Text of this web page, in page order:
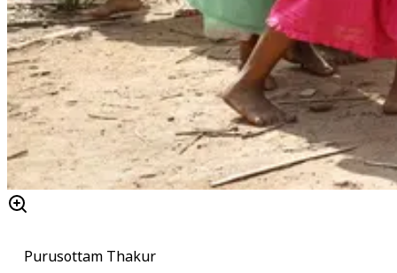
Purusottam Thakur